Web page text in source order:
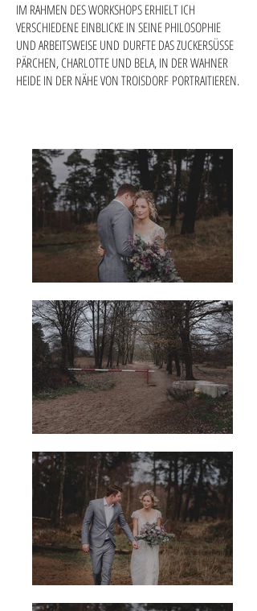
IM RAHMEN DES WORKSHOPS ERHIELT ICH
VERSCHIEDENE EINBLICKE IN SEINE PHILOSOPHIE
UND ARBEITSWEISE UND DURFTE DAS ZUCKERSÜSSE
PÄRCHEN, CHARLOTTE UND BELA, IN DER WAHNER
HEIDE IN DER NÄHE VON TROISDORF PORTRAITIEREN.